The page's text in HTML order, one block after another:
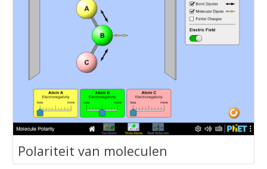
‪Polariteit van moleculen‬